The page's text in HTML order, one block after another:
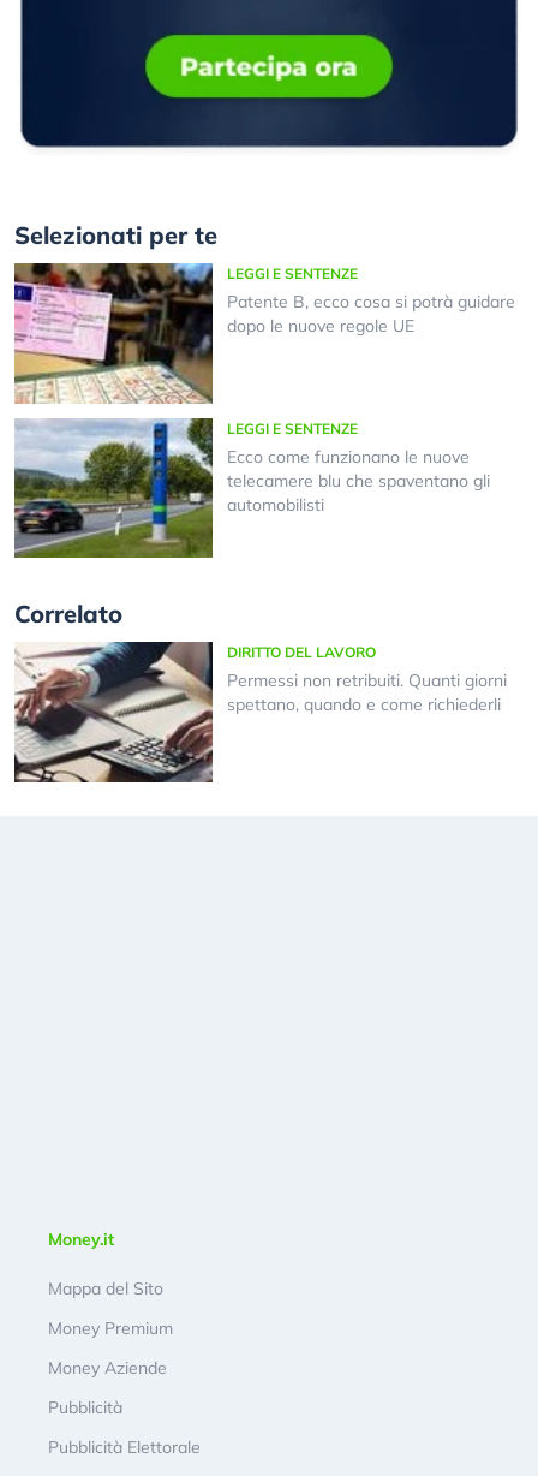
Selezionati per te
LEGGI E SENTENZE
Patente B, ecco cosa si potrà guidare
dopo le nuove regole UE
LEGGI E SENTENZE
Ecco come funzionano le nuove
telecamere blu che spaventano gli
automobilisti
Correlato
DIRITTO DEL LAVORO
Permessi non retribuiti. Quanti giorni
spettano, quando e come richiederli
Money.it
Mappa del Sito
Money Premium
Money Aziende
Pubblicità
Pubblicità Elettorale